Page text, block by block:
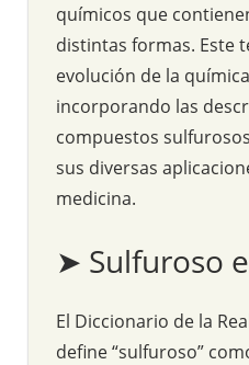
químicos que
distintas formas. Este
evolución de la
incorporando las
compuestos
sus diversas
medicina.
➤ Sulfuroso
El Diccionario de la
define “sulfuroso”